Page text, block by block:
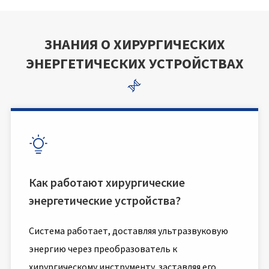
ЗНАНИЯ О ХИРУРГИЧЕСКИХ
ЭНЕРГЕТИЧЕСКИХ УСТРОЙСТВАХ


Как работают хирургические
энергетические устройства?
Система работает, доставляя ультразвуковую
энергию через преобразователь к
хирургическому инструменту, заставляя его